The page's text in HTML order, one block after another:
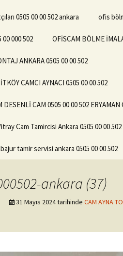
0505 00 00 502 ankara ofis
00 000 502 OFİSCAM BÖLME
ANKARA 0505 00 00 502
CAMCI AYNACI 0505 00 00 502
DESENLİ CAM 0505 00 00 502 ERYAMAN
Cam Tamircisi Ankara 0505 00 00 502
tamir servisi ankara 0505 00 00 502
ankara (37)
31 Mayıs 2024tarihinde CAM AYNA